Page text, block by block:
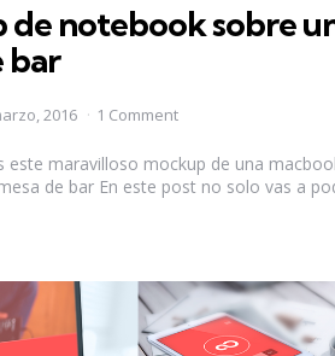
de notebook sobre
bar
2016 1 Comment
este maravilloso mockup de una
de bar En este post no solo vas a